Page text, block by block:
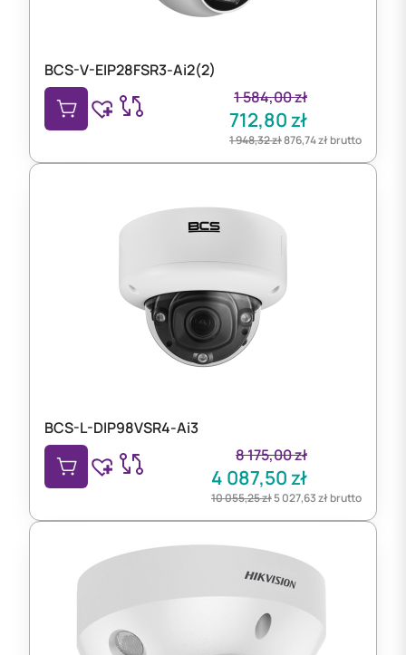
BCS-V-EIP28FSR3-Ai2(2)
1 584,00zł
712,80zł
1 948,32zł876,74złbrutto
BCS-L-DIP98VSR4-Ai3
8 175,00zł
4 087,50zł
10 055,25zł5 027,63złbrutto